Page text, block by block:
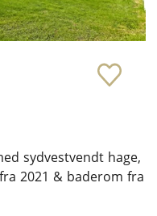
sydvestvendt hage,
2021 & baderom fra